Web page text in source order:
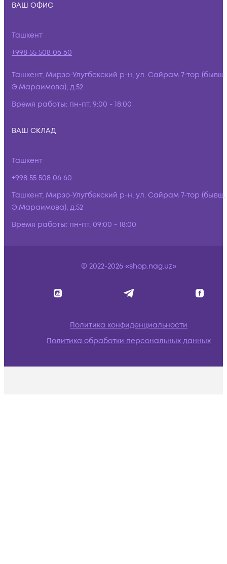
ВАШ ОФИС
Ташкент
+998 55 508 06 60
Ташкент, Мирзо-Улугбекский р-н, ул. Сайрам 7-тор (бывш.
Э.Мараимова), д.52
Время работы: пн-пт, 9:00 - 18:00
ВАШ СКЛАД
Ташкент
+998 55 508 06 60
Ташкент, Мирзо-Улугбекский р-н, ул. Сайрам 7-тор (бывш.
Э.Мараимова), д.52
Время работы: пн-пт, 09:00 - 18:00
© 2022-2026 «shop.nag.uz»
Политика конфиденциальности
Политика обработки персональных данных